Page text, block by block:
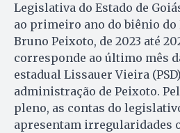
Legislativa do Estado de
ao primeiro ano do biênio do
Bruno Peixoto, de 2023 até
corresponde ao último mês
estadual Lissauer Vieira
administração de Peixoto.
pleno, as contas do
apresentam irregularidades